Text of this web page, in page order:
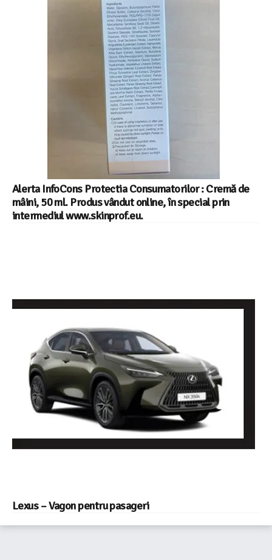
Alerta InfoCons Protectia Consumatorilor : Cremă de
mâini, 50 ml. Produs vândut online, în special prin
intermediul www.skinprof.eu.
Lexus – Vagon pentru pasageri